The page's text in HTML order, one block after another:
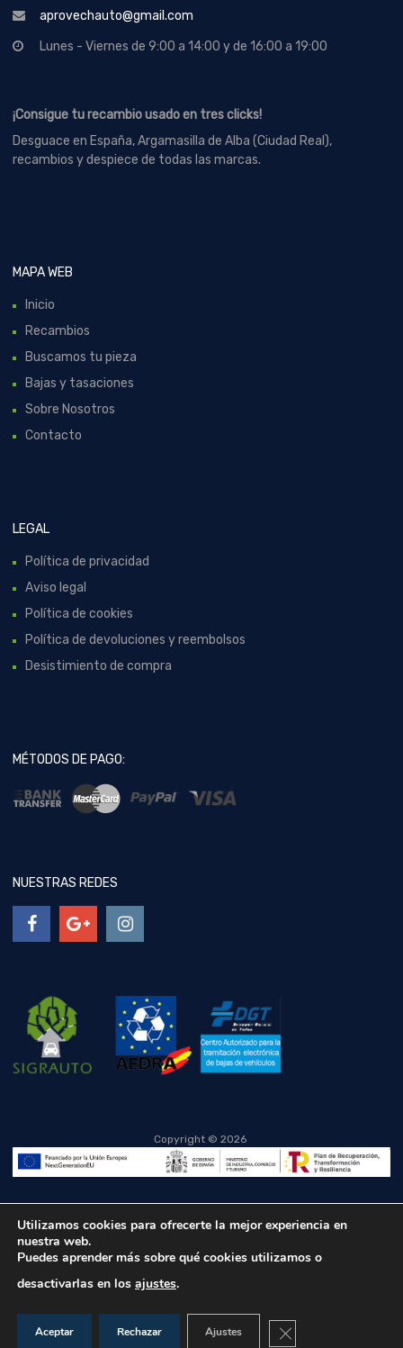
aprovechauto@gmail.com
Lunes - Viernes de 9:00 a 14:00 y de 16:00 a 19:00
¡Consigue tu recambio usado en tres clicks!
Desguace en España, Argamasilla de Alba (Ciudad Real),
recambios y despiece de todas las marcas.
MAPA WEB
Inicio
Recambios
Buscamos tu pieza
Bajas y tasaciones
Sobre Nosotros
Contacto
LEGAL
Política de privacidad
Aviso legal
Política de cookies
Política de devoluciones y reembolsos
Desistimiento de compra
MÉTODOS DE PAGO:
NUESTRAS REDES
Copyright © 2026
Utilizamos cookies para ofrecerte la mejor experiencia en
nuestra web.
Puedes aprender más sobre qué cookies utilizamos o
desactivarlas en los ajustes.
Aceptar Rechazar Ajustes Cerrar el banner de